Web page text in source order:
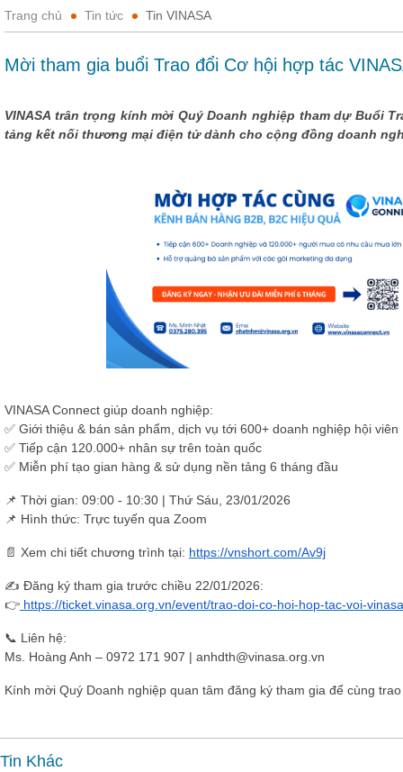
Trang chủ Tin tức Tin VINASA
Mời tham gia buổi Trao đổi Cơ hội hợp tác
VINASA trân trọng kính mời Quý Doanh nghiệp tham dự Buổi
tảng kết nối thương mại điện tử dành cho cộng đồng doanh
VINASA Connect giúp doanh nghiệp:
✅ Giới thiệu & bán sản phẩm, dịch vụ tới 600+ doanh nghiệp hội viên
✅ Tiếp cận 120.000+ nhân sự trên toàn quốc
✅ Miễn phí tạo gian hàng & sử dụng nền tảng 6 tháng đầu
📌 Thời gian: 09:00 - 10:30 | Thứ Sáu, 23/01/2026
📌 Hình thức: Trực tuyến qua Zoom
📄 Xem chi tiết chương trình tại: https://vnshort.com/Av9j
✍️ Đăng ký tham gia trước chiều 22/01/2026:
👉 https://ticket.vinasa.org.vn/event/trao-doi-co-hoi-hop-tac-voi-
📞 Liên hệ:
Ms. Hoàng Anh – 0972 171 907 | anhdth@vinasa.org.vn
Kính mời Quý Doanh nghiệp quan tâm đăng ký tham gia để cùng
Tin Khác